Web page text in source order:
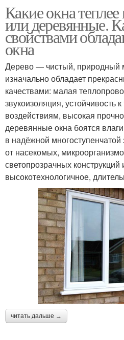
Какие окна
или деревянные.
свойствами
окна
Дерево — чистый, природный
изначально обладает
качествами: малая
звукоизоляция, устойчивость
воздействиям, высокая
деревянные окна боятся
в надёжной
от насекомых,
светопрозрачных
высокотехнологичное,
читать дальше →